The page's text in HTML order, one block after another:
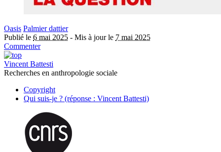
Oasis Palmier dattier
Publié le 6 mai 2025 - Mis à jour le 7 mai 2025
Commenter
Vincent Battesti
Recherches en anthropologie sociale
Copyright
Qui suis-je ? (réponse : Vincent Battesti)